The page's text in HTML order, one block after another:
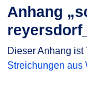
Anhang
Dieser Anhang ist
Streichungen aus